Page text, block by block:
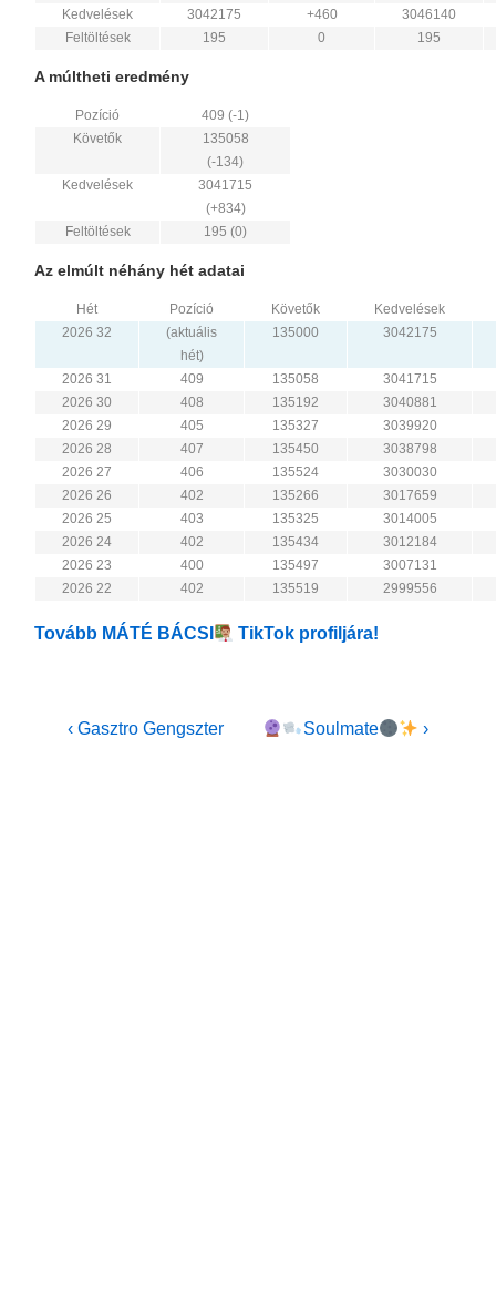
Kedvelések
3042175 +460
3046140
Feltöltések
195 0 195
A múltheti eredmény
Pozíció
409 (-1)
Követők
135058
(-134)
Kedvelések
3041715
(+834)
Feltöltések
195 (0)
Az elmúlt néhány hét adatai
Hét Pozíció Követők
Kedvelések
2026 32
(aktuális
hét)
135000 3042175
2026 31 409 135058
3041715
2026 30
408 135192
3040881
2026 29
405 135327
3039920
2026 28
407 135450
3038798
2026 27
406 135524
3030030
2026 26
402 135266
3017659
2026 25
403 135325
3014005
2026 24
402 135434
3012184
2026 23
400 135497
3007131
2026 22
402 135519 2999556
Tovább MÁTÉ BÁCSI TikTok profiljára!
Bejegyzés
Previous
‹ Gasztro Gengszter
Next Soulmate ›